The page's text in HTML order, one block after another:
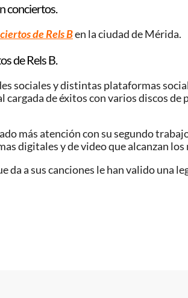
conciertos.
de Rels Ben la ciudad de Mérida.
de Rels B.
sociales y distintas plataformas
de éxitos con varios discos
más atención con su segundo
digitales y de video que alcanzan
da a sus canciones le han valido una